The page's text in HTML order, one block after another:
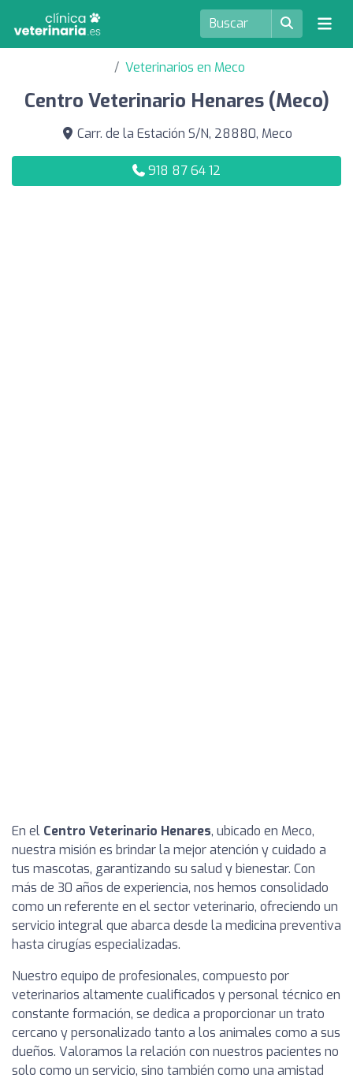
Veterinarios en Meco
Centro Veterinario Henares (Meco)
Carr. de la Estación S/N, 28880, Meco
918 87 64 12
En el Centro Veterinario Henares, ubicado en Meco,
nuestra misión es brindar la mejor atención y cuidado a
tus mascotas, garantizando su salud y bienestar. Con
más de 30 años de experiencia, nos hemos consolidado
como un referente en el sector veterinario, ofreciendo un
servicio integral que abarca desde la medicina preventiva
hasta cirugías especializadas.
Nuestro equipo de profesionales, compuesto por
veterinarios altamente cualificados y personal técnico en
constante formación, se dedica a proporcionar un trato
cercano y personalizado tanto a los animales como a sus
dueños. Valoramos la relación con nuestros pacientes no
solo como un servicio, sino también como una amistad